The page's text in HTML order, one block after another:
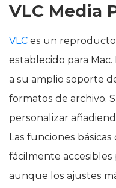
VLC Media
VLC es un
establecido para
a su amplio soporte
formatos de archivo.
personalizar
Las funciones
fácilmente accesibles
aunque los ajustes